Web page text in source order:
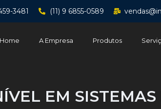
3481 (11) 9 6855-0589
Home A Empresa Produtos
EM